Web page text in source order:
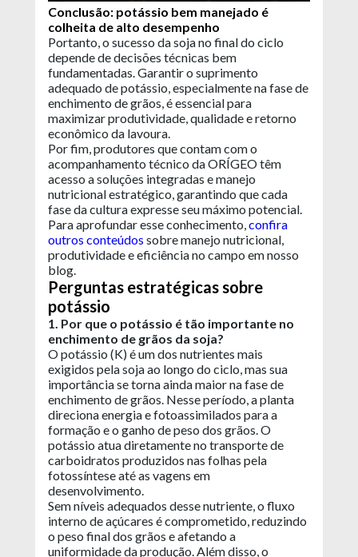
Conclusão: potássio bem manejado é
colheita de alto desempenho
Portanto, o sucesso da soja no final do ciclo
depende de decisões técnicas bem
fundamentadas. Garantir o suprimento
adequado de potássio, especialmente na fase de
enchimento de grãos, é essencial para
maximizar produtividade, qualidade e retorno
econômico da lavoura.
Por fim, produtores que contam com o
acompanhamento técnico da ORÍGEO têm
acesso a soluções integradas e manejo
nutricional estratégico, garantindo que cada
fase da cultura expresse seu máximo potencial.
Para aprofundar esse conhecimento,confira
outros conteúdos sobre manejo nutricional,
produtividade e eficiência no campo em nosso
blog.
Perguntas estratégicas sobre
potássio
1. Por que o potássio é tão importante no
enchimento de grãos da soja?
O potássio (K) é um dos nutrientes mais
exigidos pela soja ao longo do ciclo, mas sua
importância se torna ainda maior na fase de
enchimento de grãos. Nesse período, a planta
direciona energia e fotoassimilados para a
formação e o ganho de peso dos grãos. O
potássio atua diretamente no transporte de
carboidratos produzidos nas folhas pela
fotossíntese até as vagens em
desenvolvimento.
Sem níveis adequados desse nutriente, o fluxo
interno de açúcares é comprometido, reduzindo
o peso final dos grãos e afetando a
uniformidade da produção. Além disso, o